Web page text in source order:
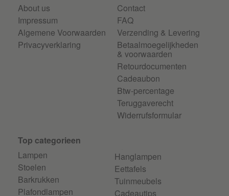
About us
Impressum
Algemene Voorwaarden
Privacyverklaring
Contact
FAQ
Verzending & Levering
Betaalmoegelijkheden
& voorwaarden
Retourdocumenten
Cadeaubon
Btw-percentage
Teruggaverecht
Widerrufsformular
Top categorieen
Lampen
Stoelen
Barkrukken
Plafondlampen
Hanglampen
Eettafels
Tuinmeubels
Cadeautips